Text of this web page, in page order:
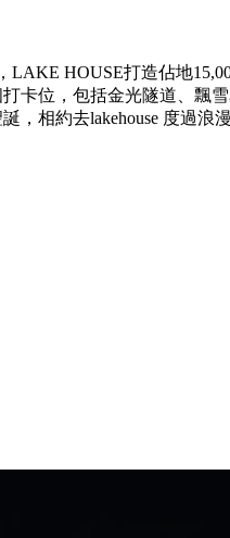
LAKE HOUSE打造佔地
卡位，包括金光隧道、飄
，相約去lakehouse 度過浪漫